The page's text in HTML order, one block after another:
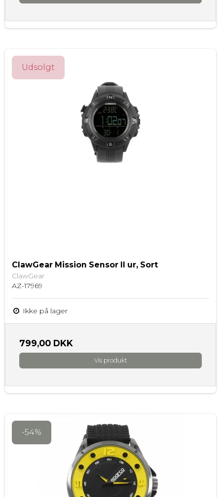
Udsolgt
ClawGear Mission Sensor II ur, Sort
ClawGear
AZ-17969
Ikke på lager
799,00 DKK
Vis produkt
-54%